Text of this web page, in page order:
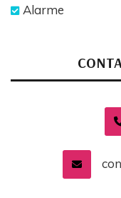
Alarme